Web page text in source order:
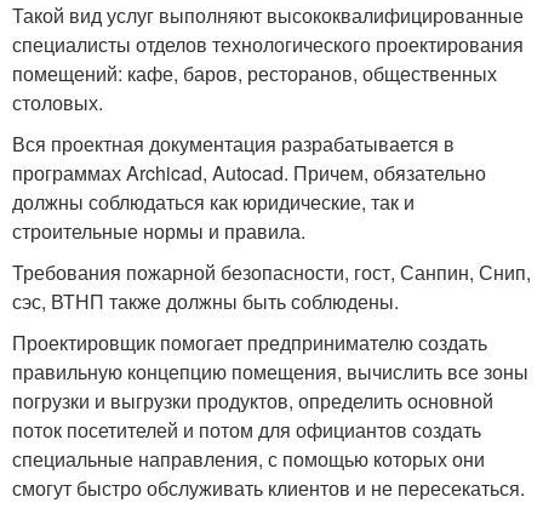
Такой вид услуг выполняют высококвалифицированные
специалисты отделов технологического проектирования
помещений: кафе, баров, ресторанов, общественных
столовых.
Вся проектная документация разрабатывается в
программах Archicad, Autocad. Причем, обязательно
должны соблюдаться как юридические, так и
строительные нормы и правила.
Требования пожарной безопасности, гост, Санпин, Снип,
сэс, ВТНП также должны быть соблюдены.
Проектировщик помогает предпринимателю создать
правильную концепцию помещения, вычислить все зоны
погрузки и выгрузки продуктов, определить основной
поток посетителей и потом для официантов создать
специальные направления, с помощью которых они
смогут быстро обслуживать клиентов и не пересекаться.